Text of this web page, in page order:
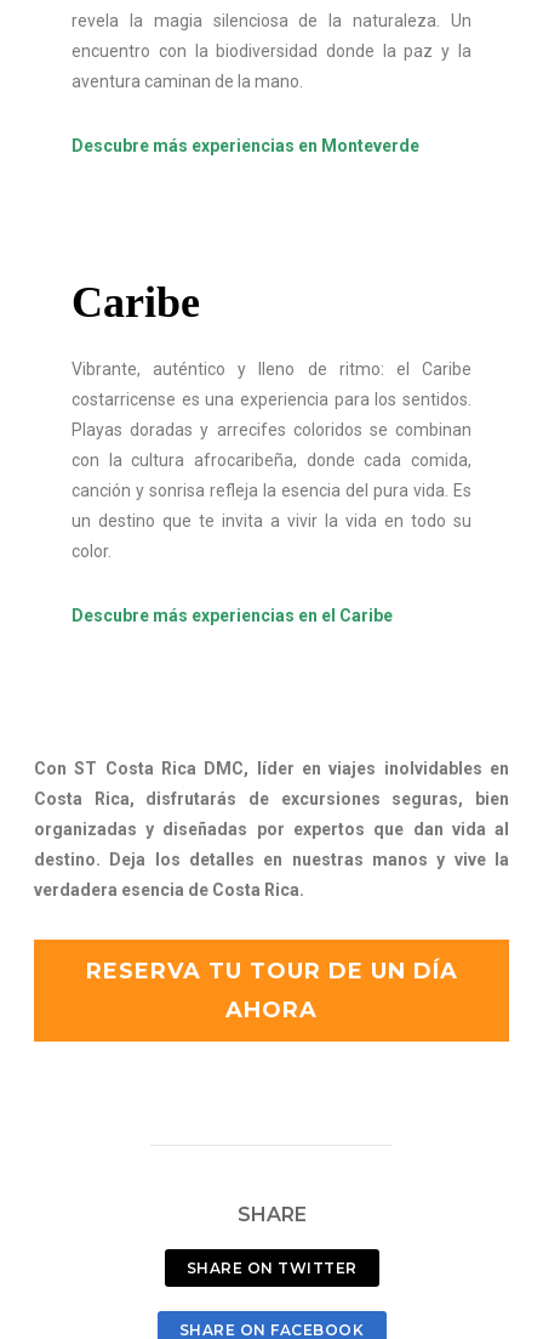
revela la magia silenciosa de la naturaleza. Un
encuentro con la biodiversidad donde la paz y la
aventura caminan de la mano.
Descubre más experiencias en Monteverde
Caribe
Vibrante, auténtico y lleno de ritmo: el Caribe
costarricense es una experiencia para los sentidos.
Playas doradas y arrecifes coloridos se combinan
con la cultura afrocaribeña, donde cada comida,
canción y sonrisa refleja la esencia del pura vida. Es
un destino que te invita a vivir la vida en todo su
color.
Descubre más experiencias en el Caribe
Con ST Costa Rica DMC, líder en viajes inolvidables en
Costa Rica, disfrutarás de excursiones seguras, bien
organizadas y diseñadas por expertos que dan vida al
destino. Deja los detalles en nuestras manos y vive la
verdadera esencia de Costa Rica.
RESERVA TU TOUR DE UN DÍA
AHORA
SHARE
SHARE ON TWITTER
SHARE ON FACEBOOK